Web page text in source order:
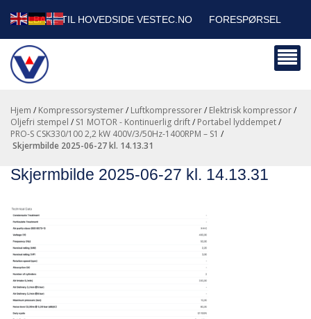
TILBAKE TIL HOVEDSIDE VESTEC.NO FORESPØRSEL
HANDLEVOGN
BEDRIFTSKUNDER
Hjem / Kompressorsystemer/ Luftkompressorer/ Elektrisk kompressor/
Oljefri stempel / S1 MOTOR - Kontinuerlig drift/ Portabel lyddempet/
PRO-S CSK330/100 2,2 kW 400V/3/50Hz-1400RPM – S1 /
skjermbilde 2025-06-27 kl. 14.13.31
Skjermbilde 2025-06-27 kl. 14.13.31